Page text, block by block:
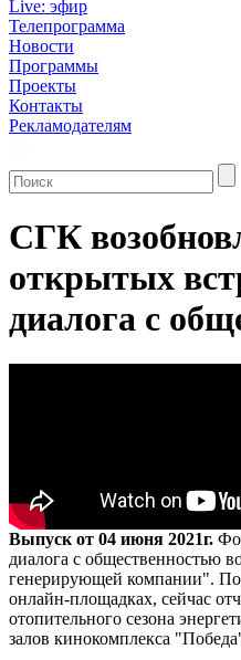
Live: эфир
Телепрограмма
Новости
Программы
Проекты
Контакты
Рекламодателям
СГК
открытых
диалога с
Выпуск от 04 июня 2021г.
диалога с общественностью
генерирующей компании".
онлайн-площадках, сейчас
отопительного сезона
залов кинокомплекса